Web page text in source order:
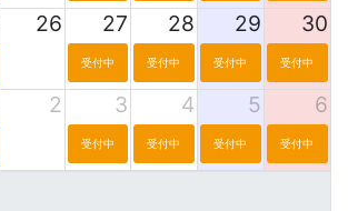
26 27 28 29 30
受付中 受付中 受付中 受付中
2 3 4 5 6
受付中 受付中 受付中 受付中